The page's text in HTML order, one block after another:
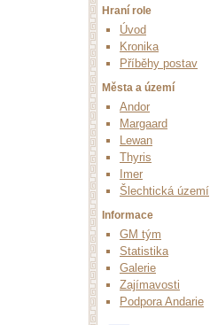
Hraní role
Úvod
Kronika
Příběhy postav
Města a území
Andor
Margaard
Lewan
Thyris
Imer
Šlechtická území
Informace
GM tým
Statistika
Galerie
Zajímavosti
Podpora Andarie